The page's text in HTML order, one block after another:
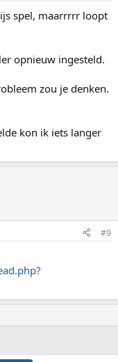
spel, maarrrrr loopt
opnieuw ingesteld.
zou je denken.
kon ik iets langer
#9